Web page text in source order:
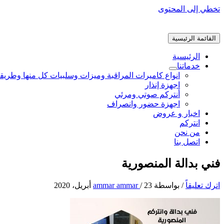
تخطي إلى المحتوى
القائمة الرئيسية
الرئيسية
خدماتنا
انواع كاميرات المراقبة وميزات وسلبيات كل منها
اجهزة إنذار
أنتركم صوتي ومرئي
اجهزة حضور وانصراف
اخبار و عروض
انتركم
من نحن
اتصل بنا
فني بدالة المنصورية
اترك تعليقاً / بواسطة ammar ammar/ 23 أبريل، 2020